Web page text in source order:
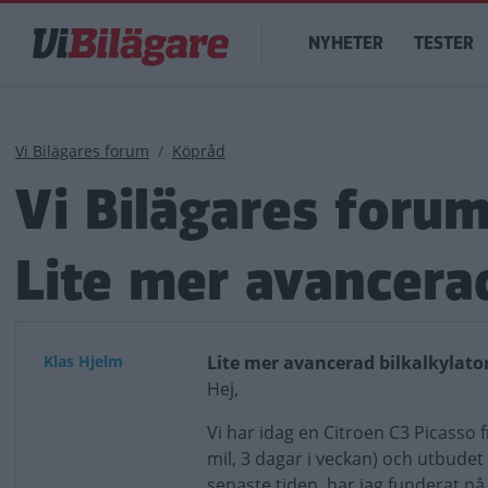
huvudinnehåll
Main
navigation
NYHETER TESTER
Länkstig
Vi Bilägares forum Köpråd
Vi Bilägares
Lite mer
Klas Hjelm
Lite mer avancerad
Hej,
Vi har idag en Citroen C3
mil, 3 dagar i veckan) och